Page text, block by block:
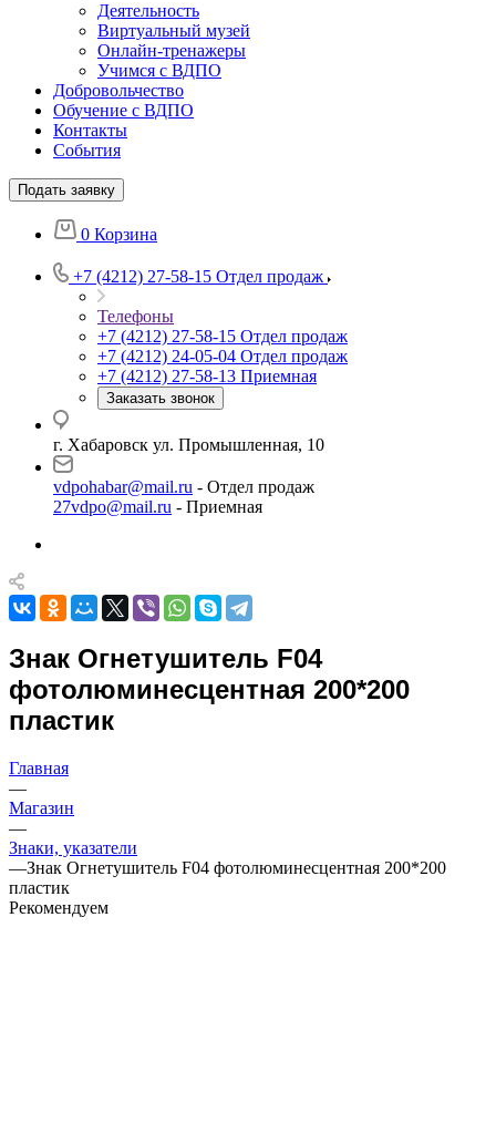
Деятельность
Виртуальный музей
Онлайн-тренажеры
Учимся с ВДПО
Добровольчество
Обучение с ВДПО
Контакты
События
Подать заявку
0 Корзина
+7 (4212) 27-58-15 Отдел продаж
Телефоны
+7 (4212) 27-58-15 Отдел продаж
+7 (4212) 24-05-04 Отдел продаж
+7 (4212) 27-58-13 Приемная
Заказать звонок
г. Хабаровск ул. Промышленная, 10
vdpohabar@mail.ru - Отдел продаж
27vdpo@mail.ru - Приемная
Знак Огнетушитель F04
фотолюминесцентная 200*200
пластик
Главная
—
Магазин
—
Знаки, указатели
—Знак Огнетушитель F04 фотолюминесцентная 200*200
пластик
Рекомендуем